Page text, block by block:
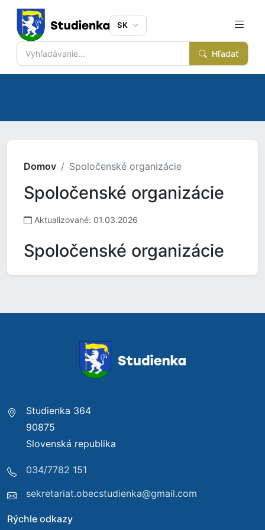
Hľadať
SK
Domov Spoločenské organizácie
Spoločenské organizácie
Aktualizované: 01.03.2026
Spoločenské organizácie
Studienka 364
90875
Slovenská republika
034/7782 151
sekretariat.obecstudienka@gmail.com
Rýchle odkazy